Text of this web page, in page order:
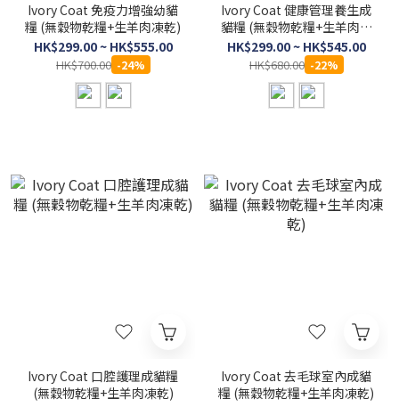
Ivory Coat 免疫力增強幼貓
糧 (無穀物乾糧+生羊肉凍乾)
HK$299.00 ~ HK$555.00
HK$700.00 -24%
Ivory Coat 健康管理養生成
貓糧 (無穀物乾糧+生羊肉凍
乾)
HK$299.00 ~ HK$545.00
HK$680.00 -22%
Ivory Coat 口腔護理成貓糧
(無穀物乾糧+生羊肉凍乾)
Ivory Coat 去毛球室內成貓
糧 (無穀物乾糧+生羊肉凍乾)